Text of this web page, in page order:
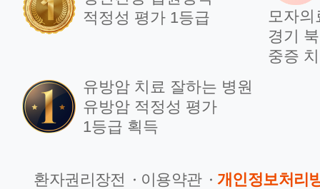
적정성 평가 1등급
모자
경기
중증
유방암 치료 잘하는 병원
유방암 적정성 평가
1등급 획득
환자권리장전 이용약관
개인정보처리